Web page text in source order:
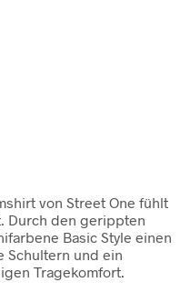
von Street One fühlt
Durch den gerippten
Basic Style einen
Schultern und ein
Tragekomfort.